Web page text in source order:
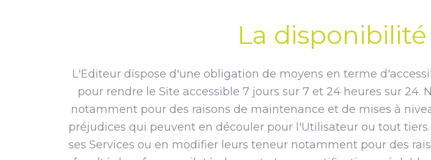
La
L'Editeur dispose d'une obligation de moyens en terme
pour rendre le Site accessible 7 jours sur 7 et 24 heures sur
notamment pour des raisons de maintenance et de mises à
préjudices qui peuvent en découler pour l'Utilisateur ou tout
ses Services ou en modifier leurs teneur notamment pour des